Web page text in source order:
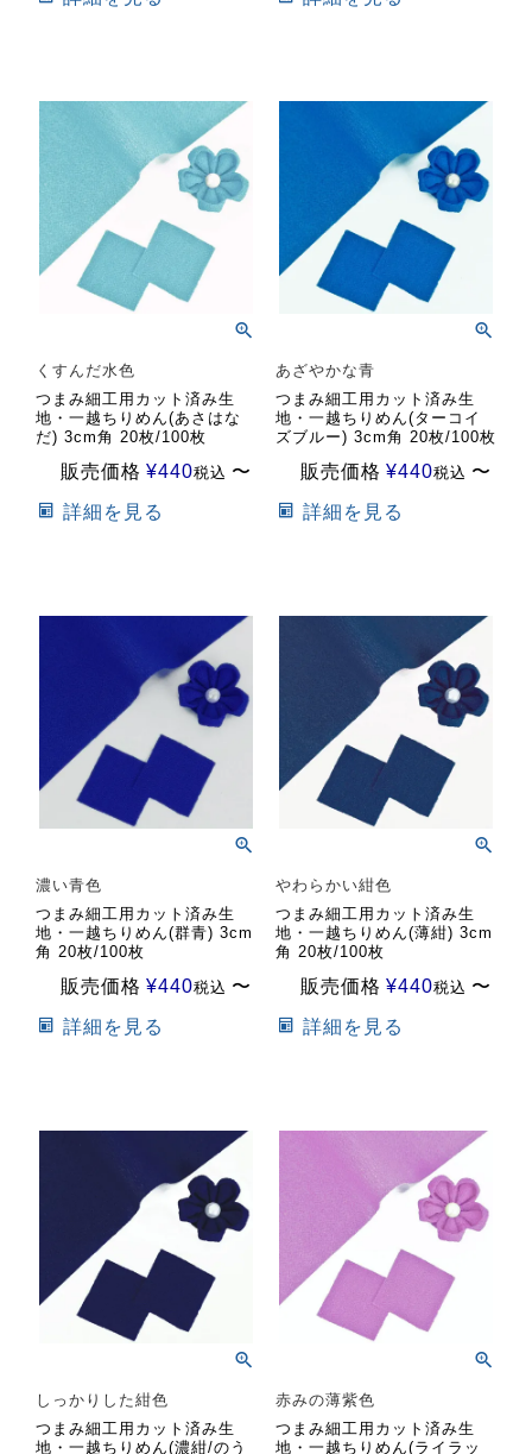
くすんだ水色
つまみ細工用カット済み生
地・一越ちりめん(あさはな
だ) 3cm角 20枚/100枚
販売価格 ¥440税込 〜
詳細を見る
あざやかな青
つまみ細工用カット済み生
地・一越ちりめん(ターコイ
ズブルー) 3cm角 20枚/100枚
販売価格 ¥440税込 〜
詳細を見る
濃い青色
つまみ細工用カット済み生
地・一越ちりめん(群青) 3cm
角 20枚/100枚
販売価格 ¥440税込 〜
詳細を見る
やわらかい紺色
つまみ細工用カット済み生
地・一越ちりめん(薄紺) 3cm
角 20枚/100枚
販売価格 ¥440税込 〜
詳細を見る
しっかりした紺色
つまみ細工用カット済み生
地・一越ちりめん(濃紺/のう
赤みの薄紫色
つまみ細工用カット済み生
地・一越ちりめん(ライラッ